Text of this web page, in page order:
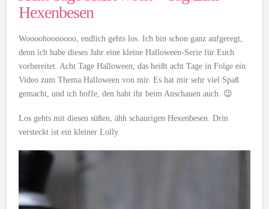
Hexenbesen
Woooohooooooo, endlich gehts los. Ich bin schon ganz aufgeregt,
denn ich habe dieses Jahr eine kleine Halloween-Serie für Euch
vorbereitet. Acht Tage Halloween, das heißt acht Tage in Folge ein
Video zum Thema Halloween von mir. Es hat mir sehr viel Spaß
gemacht, und ich hoffe, den habt ihr beim Anschauen auch. 😉
Los gehts mit diesen süßen, ähh schaurigen Hexenbesen. Drin
versteckt ist ein kleiner Lolly.